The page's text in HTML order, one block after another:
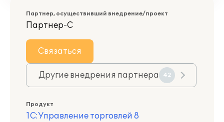
Партнер, осуществивший внедрение/проект
Партнер-С
Связаться
Другие внедрения партнера 42
Продукт
1С:Управление торговлей 8